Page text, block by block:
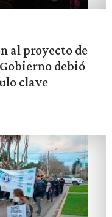
al proyecto de
debió
clave